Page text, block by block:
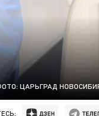
ЦАРЬГРАД